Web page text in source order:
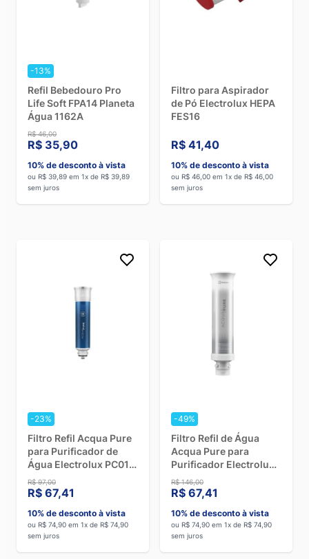
-13%
Refil Bebedouro Pro
Life Soft FPA14 Planeta
Água 1162A
R$ 46,00
R$ 35,90
10% de desconto à vista
ou R$ 39,89 em 1x de R$ 39,89
sem juros
Filtro para Aspirador
de Pó Electrolux HEPA
FES16
R$ 41,40
10% de desconto à vista
ou R$ 46,00 em 1x de R$ 46,00
sem juros
-23%
Filtro Refil Acqua Pure
para Purificador de
Água Electrolux PC01B,
PC01X, PE15B, PE15P e
PE15X
R$ 97,00
R$ 67,41
10% de desconto à vista
ou R$ 74,90 em 1x de R$ 74,90
sem juros
-49%
Filtro Refil de Água
Acqua Pure para
Purificador Electrolux
PE12A, PE12B, PE12G e
PE12V
R$ 146,00
R$ 67,41
10% de desconto à vista
ou R$ 74,90 em 1x de R$ 74,90
sem juros